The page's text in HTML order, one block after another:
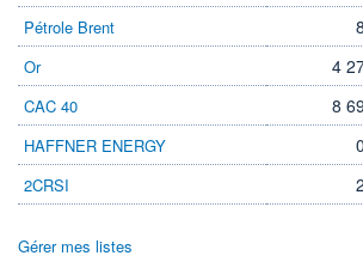
Pétrole Brent
Or 4
CAC 40 8
HAFFNER ENERGY
2CRSI
Gérer mes listes